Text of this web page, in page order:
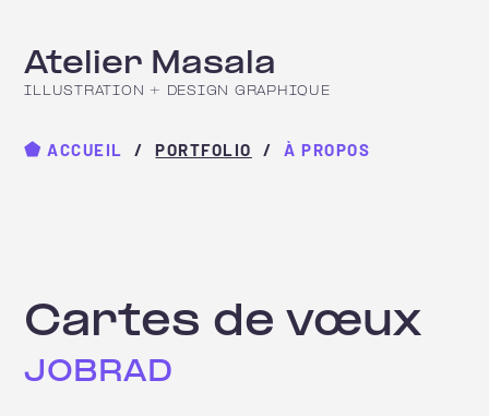
Atelier Masala
ILLUSTRATION + DESIGN GRAPHIQUE
⬟ ACCUEIL PORTFOLIO À PROPOS
Cartes de vœux
JOBRAD